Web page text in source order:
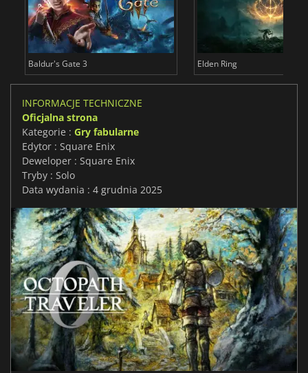
Baldur's Gate 3 Elden Ring
INFORMACJE TECHNICZNE
Oficjalna strona
Kategorie : Gry fabularne
Edytor : Square Enix
Deweloper : Square Enix
Tryby : Solo
Data wydania : 4 grudnia 2025